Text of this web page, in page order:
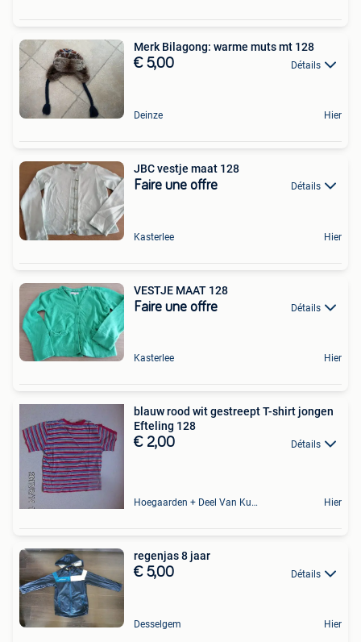
Merk Bilagong: warme muts mt 128
€ 5,00 Détails
Deinze Hier
JBC vestje maat 128
Faire une offre Détails
Kasterlee Hier
VESTJE MAAT 128
Faire une offre Détails
Kasterlee Hier
blauw rood wit gestreept T-shirt jongen
Efteling 128
€ 2,00 Détails
Hoegaarden + Deel Van Kumtich + Deel Van Tienen Hier
regenjas 8 jaar
€ 5,00 Détails
Desselgem Hier